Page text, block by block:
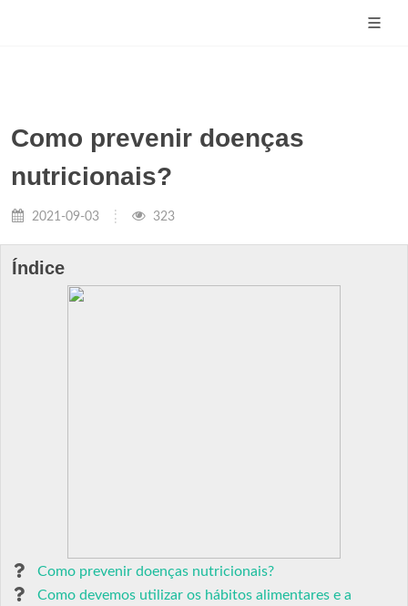
Como prevenir doenças
nutricionais?
2021-09-03 323
Índice
Como prevenir doenças nutricionais?
Como devemos utilizar os hábitos alimentares e a